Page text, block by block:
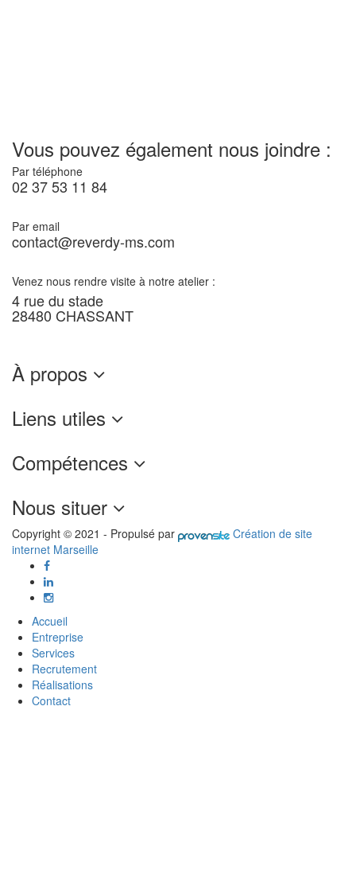
Vous pouvez également nous joindre :
Par téléphone
02 37 53 11 84
Par email
contact@reverdy-ms.com
Venez nous rendre visite à notre atelier :
4 rue du stade
28480 CHASSANT
À propos
Liens utiles
Compétences
Nous situer
Copyright © 2021 - Propulsé par
Création de site
internet Marseille
Accueil
Entreprise
Services
Recrutement
Réalisations
Contact